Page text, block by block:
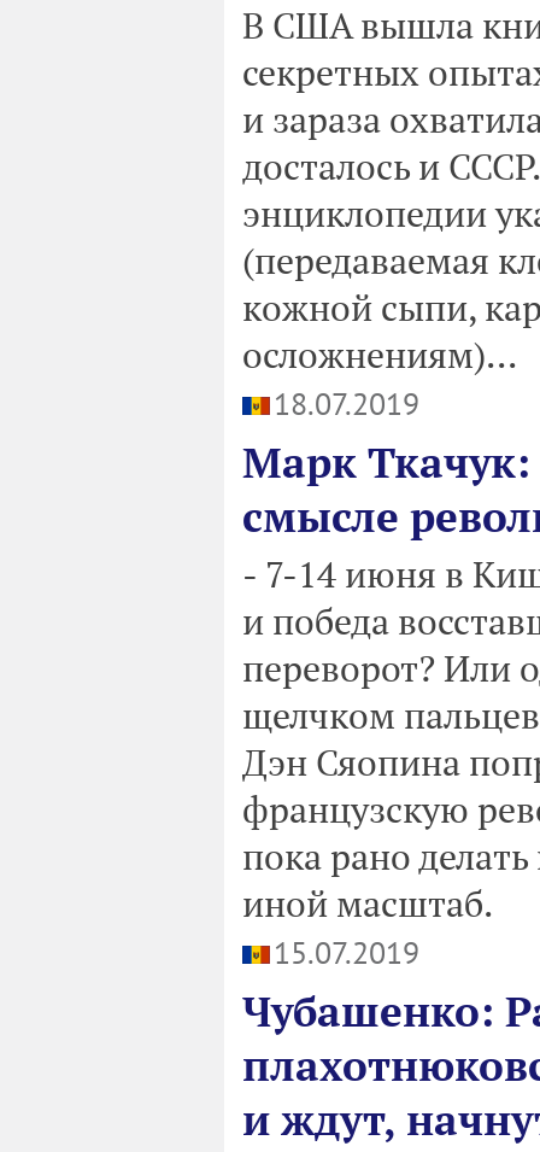
В США вышла
секретных
и зараза
досталось и
энциклопедии
(передаваемая
кожной сыпи,
осложнениям)...
18.07.2019
Марк
смысле
- 7-14 июня в
и победа
переворот? Или
щелчком
Дэн Сяопина
французскую
пока рано
иной масштаб.
15.07.2019
Чубашенко:
и ждут,